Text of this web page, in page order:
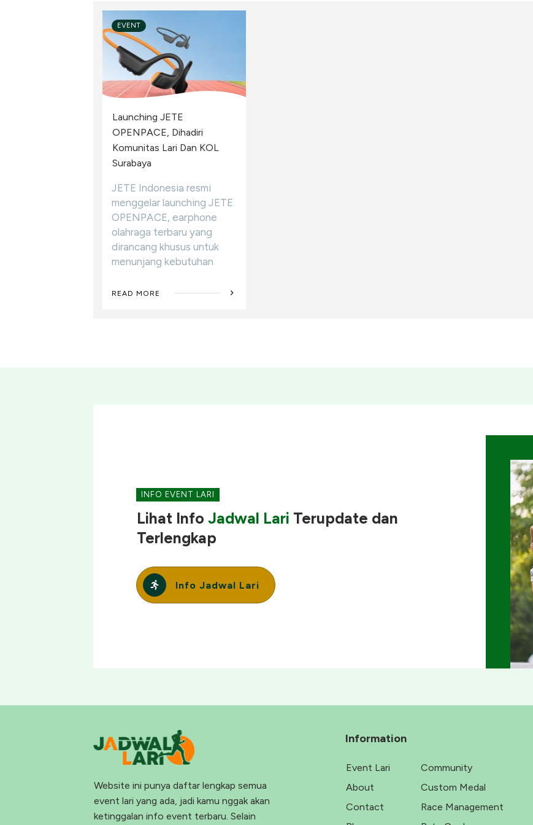
EVENT
Launching JETE
OPENPACE, Dihadiri
Komunitas Lari Dan KOL
Surabaya
JETE Indonesia resmi
menggelar launching JETE
OPENPACE, earphone
olahraga terbaru yang
dirancang khusus untuk
menunjang kebutuhan
READ MORE
INFO EVENT LARI
Lihat Info Jadwal Lari Terupdate dan
Terlengkap
Info Jadwal Lari
Website ini punya daftar lengkap semua
event lari yang ada, jadi kamu nggak akan
ketinggalan info event terbaru. Selain
Information
Event Lari
About
Contact
Community
Custom Medal
Race Management